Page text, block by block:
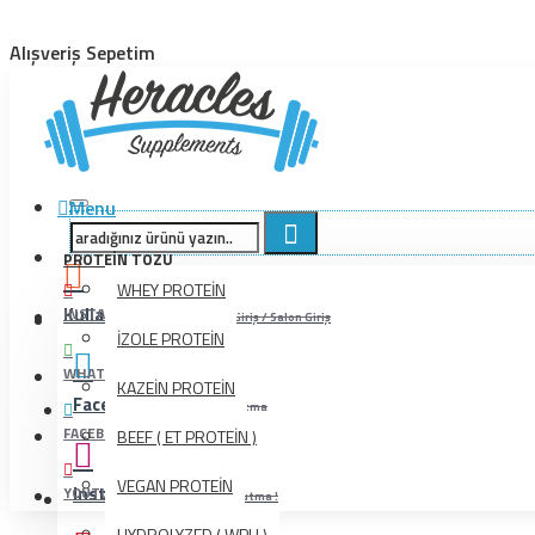
Alışveriş Sepetim
Kullanıcı İşlemleri Bayi Giriş / Salon Giriş
Facebook Beğenmeyi Unutma
InstagramBeğenmeyi Unutma !
Menu
PROTEIN TOZU
WHEY PROTEİN
İZOLE PROTEİN
KAZEİN PROTEİN
BEEF ( ET PROTEİN )
VEGAN PROTEİN
INSTAGRAM
WHATSAPP
FACEBOOK
YOUTUBE